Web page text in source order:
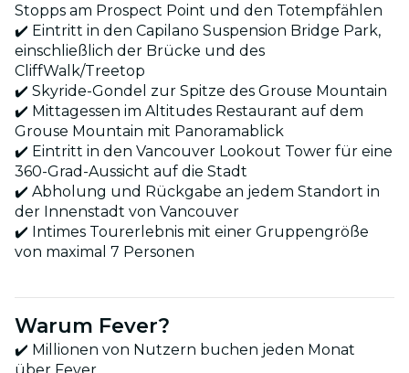
Stopps am Prospect Point und den Totempfählen
✔️ Eintritt in den Capilano Suspension Bridge Park,
einschließlich der Brücke und des
CliffWalk/Treetop
✔️ Skyride-Gondel zur Spitze des Grouse Mountain
✔️ Mittagessen im Altitudes Restaurant auf dem
Grouse Mountain mit Panoramablick
✔️ Eintritt in den Vancouver Lookout Tower für eine
360-Grad-Aussicht auf die Stadt
✔️ Abholung und Rückgabe an jedem Standort in
der Innenstadt von Vancouver
✔️ Intimes Tourerlebnis mit einer Gruppengröße
von maximal 7 Personen
Warum Fever?
✔️ Millionen von Nutzern buchen jeden Monat
über Fever